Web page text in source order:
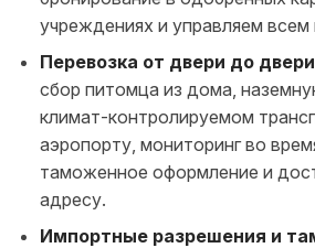
учреждениях и управляем
Перевозка от двери до
сбор питомца из дома,
климат-контролируемом
аэропорту, мониторинг во
таможенное оформление и
адресу.
Импортные разрешения и